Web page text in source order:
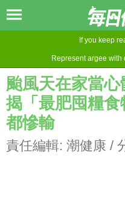
If you keep
Represent argee with
颱風天在家當
揭「最肥囤糧
都慘輸
責任編輯: 潮健康 /